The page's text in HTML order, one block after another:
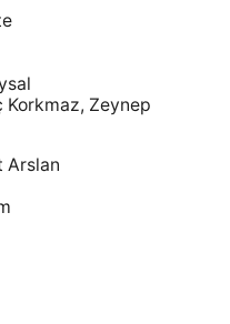
Korkmaz, Zeynep
Arslan